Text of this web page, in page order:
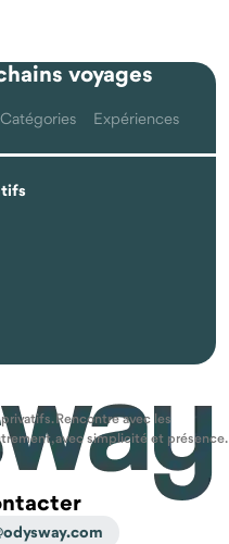
voyages
Catégories
Expériences
Rencontre avec les
avec simplicité et présence.